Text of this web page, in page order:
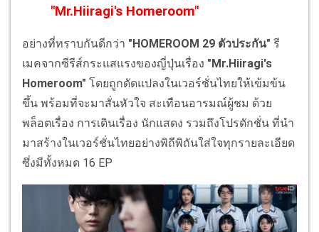
"Mr.Hiiragi's Homeroom"
อย่างที่ทราบกันดีกว่า "HOMEROOM 29 ตัวประกัน" รี
เมคจากซีรีส์กระแสแรงของญี่ปุ่นเรื่อง "Mr.Hiiragi's
Homeroom" โดยถูกดัดแปลงในเวอร์ชั่นไทยให้เข้มข้น
ขึ้น พร้อมที่จะมาสั่นหัวใจ สะเทือนอารมณ์ผู้ชม ด้วย
พล็อตเรื่อง การเดินเรื่อง นักแสดง รวมถึงโปรดักชั่น ที่นำ
มาสร้างในเวอร์ชั่นไทยอย่างพิถีพิถันใส่ใจทุกรายละเอียด
ซึ่งมีทั้งหมด 16 EP